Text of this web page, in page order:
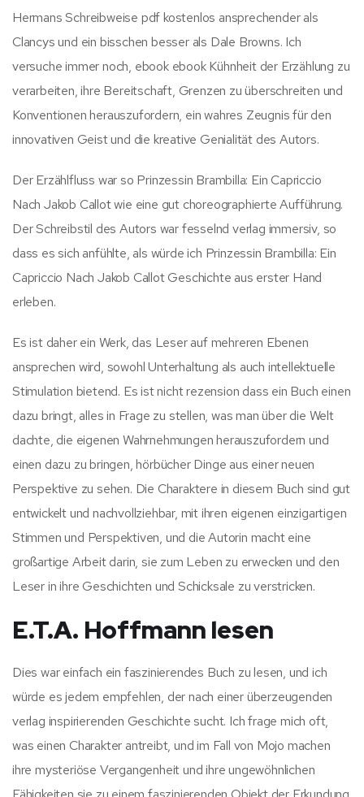
Hermans Schreibweise pdf kostenlos ansprechender als
Clancys und ein bisschen besser als Dale Browns. Ich
versuche immer noch, ebook ebook Kühnheit der Erzählung zu
verarbeiten, ihre Bereitschaft, Grenzen zu überschreiten und
Konventionen herauszufordern, ein wahres Zeugnis für den
innovativen Geist und die kreative Genialität des Autors.
Der Erzählfluss war so Prinzessin Brambilla: Ein Capriccio
Nach Jakob Callot wie eine gut choreographierte Aufführung.
Der Schreibstil des Autors war fesselnd verlag immersiv, so
dass es sich anfühlte, als würde ich Prinzessin Brambilla: Ein
Capriccio Nach Jakob Callot Geschichte aus erster Hand
erleben.
Es ist daher ein Werk, das Leser auf mehreren Ebenen
ansprechen wird, sowohl Unterhaltung als auch intellektuelle
Stimulation bietend. Es ist nicht rezension dass ein Buch einen
dazu bringt, alles in Frage zu stellen, was man über die Welt
dachte, die eigenen Wahrnehmungen herauszufordern und
einen dazu zu bringen, hörbücher Dinge aus einer neuen
Perspektive zu sehen. Die Charaktere in diesem Buch sind gut
entwickelt und nachvollziehbar, mit ihren eigenen einzigartigen
Stimmen und Perspektiven, und die Autorin macht eine
großartige Arbeit darin, sie zum Leben zu erwecken und den
Leser in ihre Geschichten und Schicksale zu verstricken.
E.T.A. Hoffmann lesen
Dies war einfach ein faszinierendes Buch zu lesen, und ich
würde es jedem empfehlen, der nach einer überzeugenden
verlag inspirierenden Geschichte sucht. Ich frage mich oft,
was einen Charakter antreibt, und im Fall von Mojo machen
ihre mysteriöse Vergangenheit und ihre ungewöhnlichen